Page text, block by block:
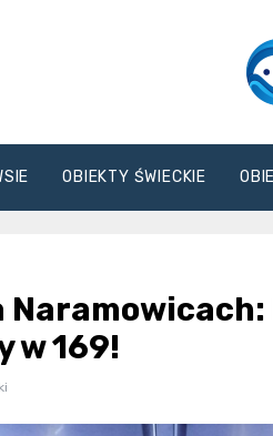
OBIEKTY ŚWIECKIE
Naramowicach:
w 169!